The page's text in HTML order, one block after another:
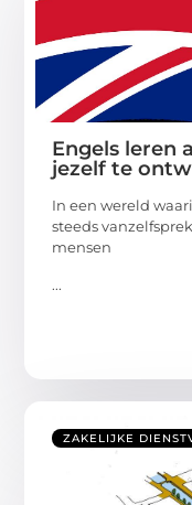
Engels leren
jezelf te
In een wereld
steeds
mensen
...
ZAKELIJKE